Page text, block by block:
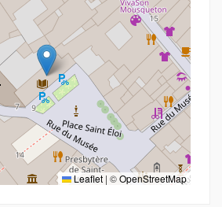
Leaflet | ©OpenStreetMap